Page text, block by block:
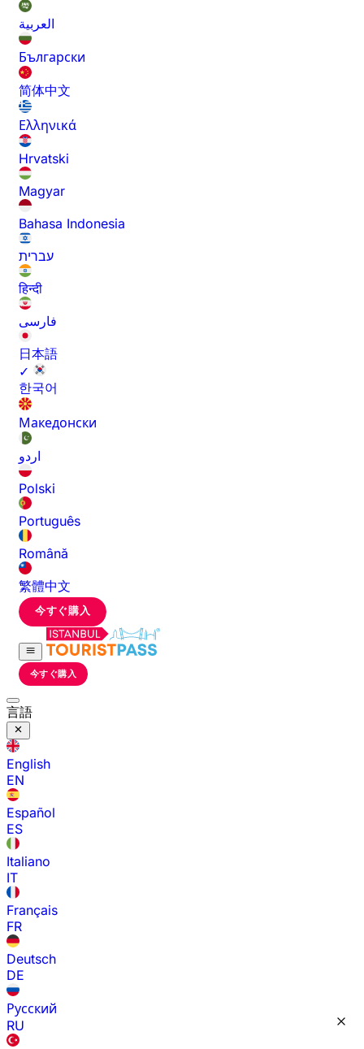
العربية
Български
简体中文
Ελληνικά
Hrvatski
Magyar
Bahasa Indonesia
עברית
हिन्दी
فارسی
日本語
✓
한국어
Македонски
اردو
Polski
Português
Română
繁體中文
今すぐ購入
今すぐ購入
言語
English
EN
Español
ES
Italiano
IT
Français
FR
Deutsch
DE
Русский
RU